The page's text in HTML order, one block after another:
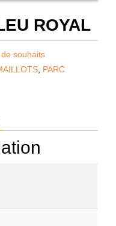
ROYAL
souhaits
, PARC